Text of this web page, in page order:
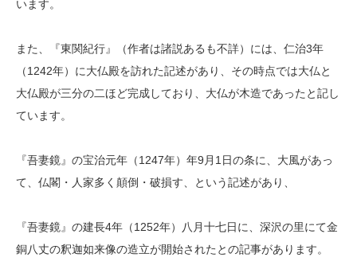
います。
また、『東関紀行』（作者は諸説あるも不詳）には、仁治3年
（1242年）に大仏殿を訪れた記述があり、その時点では大仏と
大仏殿が三分の二ほど完成しており、大仏が木造であったと記し
ています。
『吾妻鏡』の宝治元年（1247年）年9月1日の条に、大風があっ
て、仏閣・人家多く顛倒・破損す、という記述があり、
『吾妻鏡』の建長4年（1252年）八月十七日に、深沢の里にて金
銅八丈の釈迦如来像の造立が開始されたとの記事があります。